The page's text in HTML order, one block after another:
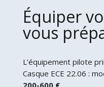
Équiper
vous
L’équipement pilote
Casque ECE 22.06 :
200-600 €.